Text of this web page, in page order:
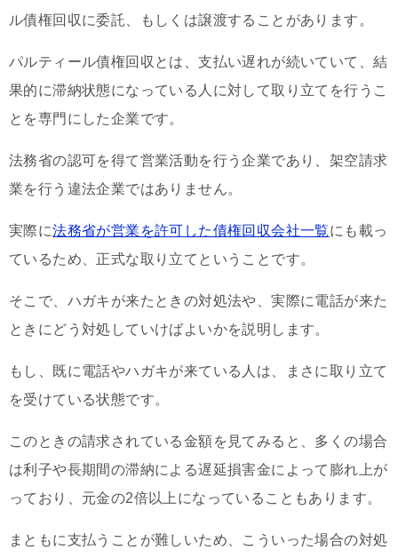
ル債権回収に委託、もしくは譲渡することがあります。
パルティール債権回収とは、支払い遅れが続いていて、結
果的に滞納状態になっている人に対して取り立てを行うこ
とを専門にした企業です。
法務省の認可を得て営業活動を行う企業であり、架空請求
業を行う違法企業ではありません。
実際に法務省が営業を許可した債権回収会社一覧にも載っ
ているため、正式な取り立てということです。
そこで、ハガキが来たときの対処法や、実際に電話が来た
ときにどう対処していけばよいかを説明します。
もし、既に電話やハガキが来ている人は、まさに取り立て
を受けている状態です。
このときの請求されている金額を見てみると、多くの場合
は利子や長期間の滞納による遅延損害金によって膨れ上が
っており、元金の2倍以上になっていることもあります。
まともに支払うことが難しいため、こういった場合の対処